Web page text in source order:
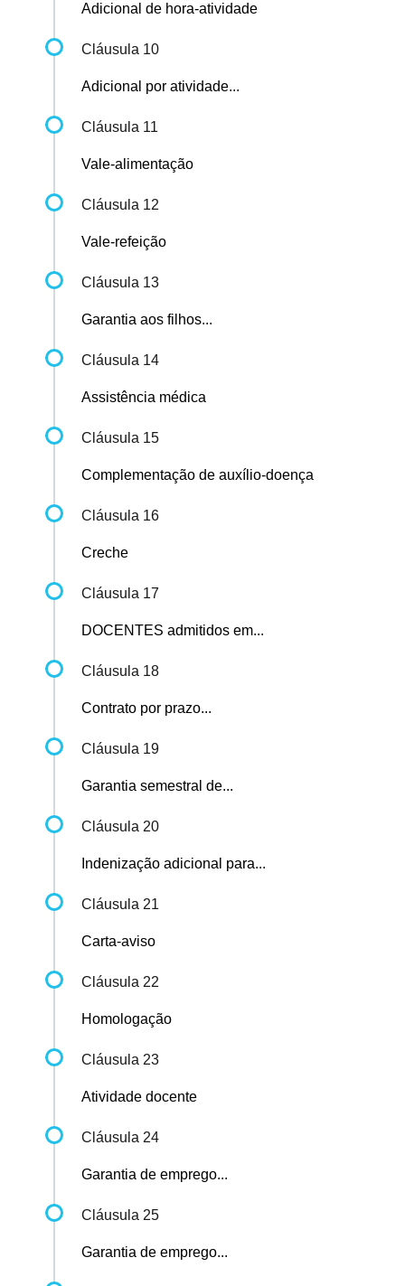
Adicional de hora-atividade
Cláusula 10
Adicional por atividade...
Cláusula 11
Vale-alimentação
Cláusula 12
Vale-refeição
Cláusula 13
Garantia aos filhos...
Cláusula 14
Assistência médica
Cláusula 15
Complementação de auxílio-doença
Cláusula 16
Creche
Cláusula 17
DOCENTES admitidos em...
Cláusula 18
Contrato por prazo...
Cláusula 19
Garantia semestral de...
Cláusula 20
Indenização adicional para...
Cláusula 21
Carta-aviso
Cláusula 22
Homologação
Cláusula 23
Atividade docente
Cláusula 24
Garantia de emprego...
Cláusula 25
Garantia de emprego...